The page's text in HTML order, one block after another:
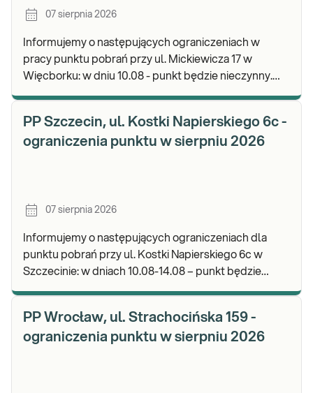
07 sierpnia 2026
Informujemy o następujących ograniczeniach w
pracy punktu pobrań przy ul. Mickiewicza 17 w
Więcborku: w dniu 10.08 - punkt będzie nieczynny.
PP Szczecin, ul. Kostki Napierskiego 6c -
ograniczenia punktu w sierpniu 2026
07 sierpnia 2026
Informujemy o następujących ograniczeniach dla
punktu pobrań przy ul. Kostki Napierskiego 6c w
Szczecinie: w dniach 10.08-14.08 – punkt będzie
PP Wrocław, ul. Strachocińska 159 -
ograniczenia punktu w sierpniu 2026